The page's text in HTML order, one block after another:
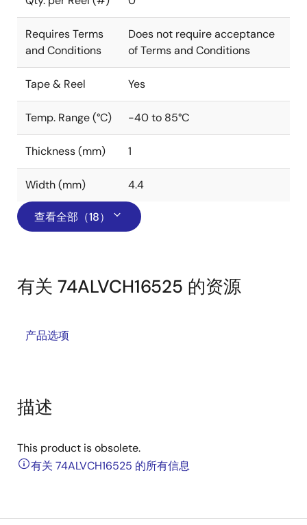
Requires Terms
and Conditions
Does not require acceptance
of Terms and Conditions
Tape & Reel Yes
Temp. Range (°C) -40 to 85°C
Thickness (mm) 1
Width (mm) 4.4
查看全部（18）
有关 74ALVCH16525 的资源
产品选项
描述
This product is obsolete.
有关 74ALVCH16525 的所有信息